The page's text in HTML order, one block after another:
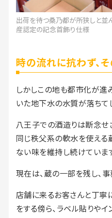
出荷を待つ桑乃都が所狭しと並
産認定の記念首飾り仕様
時の流れに抗わず、
しかしこの地も都市化が進
いた地下水の水質が落ちて
八王子での酒造りは断念せ
同じ秩父系の軟水を使える
ない味を維持し続けていま
現在は、蔵の一部を残し、
店舗に来るお客さんと丁
をする傍ら、ラベル貼りや